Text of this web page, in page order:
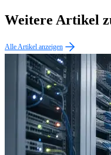
Weitere Artikel
Alle Artikel anzeigen